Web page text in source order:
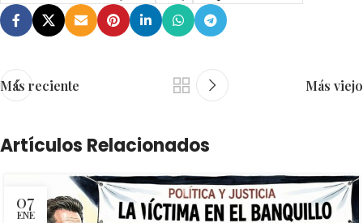
Más reciente Más viejo
Artículos Relacionados
07
ENE